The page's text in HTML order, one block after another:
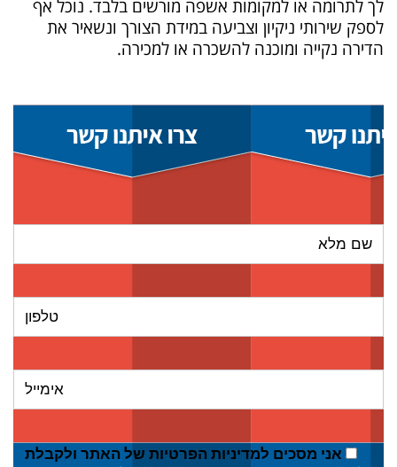
לך לתרומה או למקומות אשפה מורשים בלבד. נוכל אף
לספק שירותי ניקיון וצביעה במידת הצורך ונשאיר את
הדירה נקייה ומוכנה להשכרה או למכירה.
אני מסכים למדיניות הפרטיות של האתר ולקבלת